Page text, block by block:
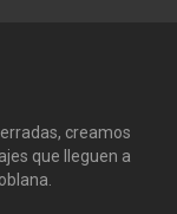
creamos
que lleguen a